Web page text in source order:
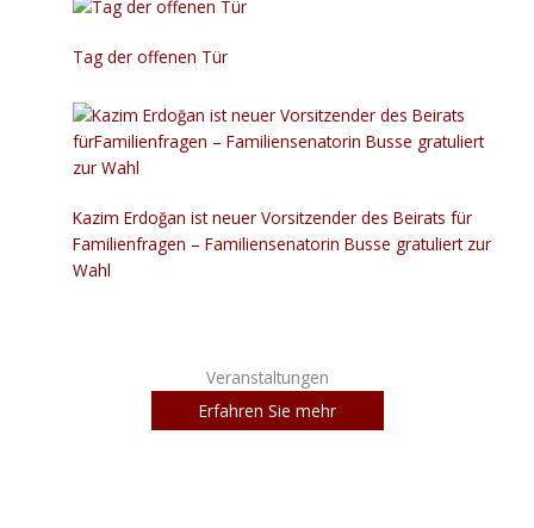
Tag der offenen Tür
Kazim Erdoğan ist neuer Vorsitzender des Beirats für
Familienfragen – Familiensenatorin Busse gratuliert zur
Wahl
Veranstaltungen
Erfahren Sie mehr